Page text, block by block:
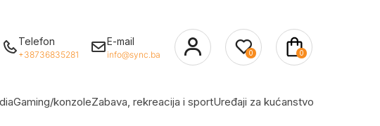
Telefon
+38736835281
E-mail
info@sync.ba 0 0
Gaming/konzoleZabava, rekreacija i sportUređaji za kućanstvo